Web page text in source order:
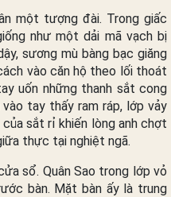
một tượng đài. Trong giấc
như một dải mã vạch bị
sương mù bàng bạc giăng
vào căn hộ theo lối thoát
uốn những thanh sắt cong
tay thấy ram ráp, lớp vảy
sắt rỉ khiến lòng anh chợt
thực tại nghiệt ngã.
sổ. Quân Sao trong lớp vỏ
bàn. Mặt bàn ấy là trung